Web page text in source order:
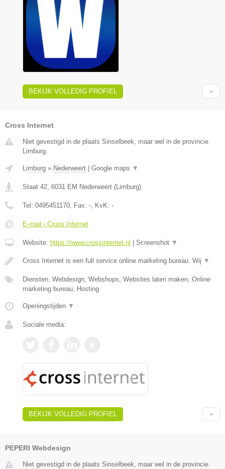
BEKIJK VOLLEDIG PROFIEL
Cross Internet
Niet gevestigd in de plaats Sinselbeek, maar wel in de provincie
Limburg.
Limburg » Nederweert | Google maps ▼
Staat 42 6031 EM Nederweert (Limburg)
Tel: 0495451170 , Fax: - , KvK: -
E-mail › Cross Internet
Website: https://www.crossinternet.nl | Screenshot ▼
Cross Internet is een full service online marketing bureau. Wij ▼
Diensten: Webdesign, Webshops, Websites laten maken, Online
marketing bureau, Hosting
Openingstijden ▼
Sociale media:
BEKIJK VOLLEDIG PROFIEL
PEPERI Webdesign
Niet gevestigd in de plaats Sinselbeek, maar wel in de provincie